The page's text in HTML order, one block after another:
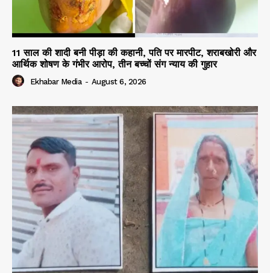
11 साल की शादी बनी पीड़ा की कहानी, पति पर मारपीट, शराबखोरी और
आर्थिक शोषण के गंभीर आरोप, तीन बच्चों संग न्याय की गुहार
Ekhabar Media - August 6, 2026